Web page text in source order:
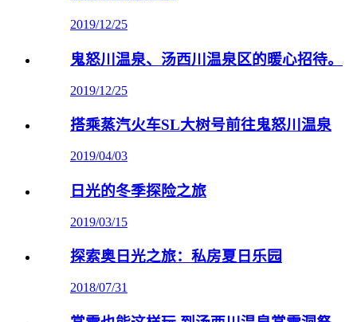
2019/12/25
鬼怒川温泉、汤西川温泉区的暖心招待。
2019/12/25
搭乘蒸汽火车SL大树号前往鬼怒川温泉
2019/04/03
日光的冬季探险之旅
2019/03/15
探索奥日光之旅：私房夏日乐园
2018/07/31